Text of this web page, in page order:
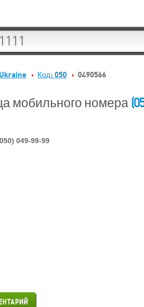
Код: 050 0490566
мобильного номера
049-99-99